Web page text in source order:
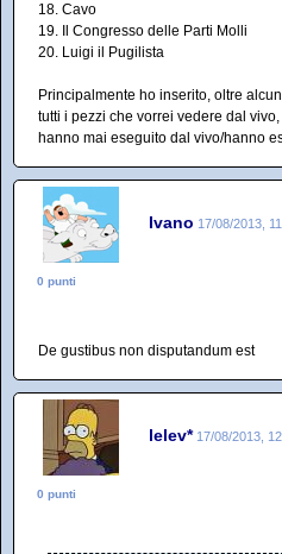
18. Cavo
19. Il Congresso delle Parti Molli
20. Luigi il Pugilista
Principalmente ho inserito, oltre
tutti i pezzi che vorrei vedere dal
hanno mai eseguito dal vivo/hanno
Ivano 17/08/2013,
0 punti
De gustibus non disputandum est
lelev* 17/08/2013,
0 punti